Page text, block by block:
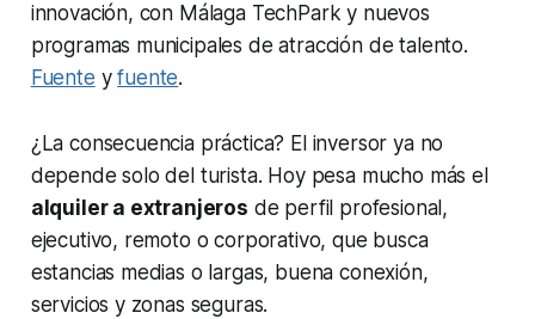
innovación, con Málaga TechPark y nuevos
programas municipales de atracción de talento.
Fuente yfuente.
¿La consecuencia práctica? El inversor ya no
depende solo del turista. Hoy pesa mucho más el
alquiler a extranjeros de perfil profesional,
ejecutivo, remoto o corporativo, que busca
estancias medias o largas, buena conexión,
servicios y zonas seguras.